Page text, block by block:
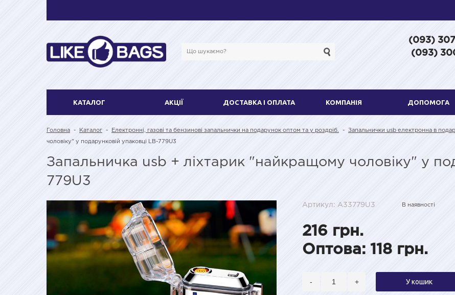
(093)
(093)
КАТАЛОГ АКЦІЇ ДОСТАВКА І ОПЛАТА КОМПАНІЯ ДОПОМОГА
Головна - Каталог - Електронні, газові та бензинові запальнички на подарунок оптом та у роздріб. - Запальнички usb електронна в
чоловіку" у подарунковій упаковці LB-779U3
Запальничка usb + ліхтарик "найкращому чоловіку" у
779U3
Артикул: A33779U3 В наявності
216 грн.
Оптова: 118 грн.
- + У кошик